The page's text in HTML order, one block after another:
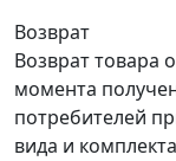
Возврат
Возврат товара
момента
потребителей
вида и